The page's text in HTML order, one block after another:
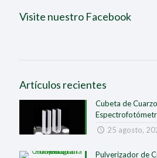
Visite nuestro Facebook
Artículos recientes
Cubeta de
25 agosto,
Pulverizador de